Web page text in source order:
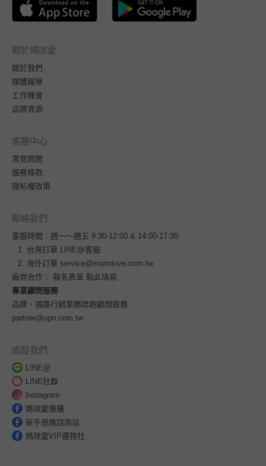
關於媽咪愛
關於我們
媒體報導
工作機會
品牌資源
客服中心
常見問題
服務條款
隱私權政策
聯絡我們
客服時間：週一～週五 9:30-12:00 & 14:00-17:30
台灣訂單
LINE@客服
海外訂單 service@mamilove.com.tw
廠商合作： 報名表單 點此填寫
專業顧問服務
品牌、通路行銷業務陪跑顧問服務
partner@upn.com.tw
追蹤我們
LINE@
LINE社群
Instagram
媽咪愛團購
新手爸媽諮詢站
媽咪愛VIP選物社